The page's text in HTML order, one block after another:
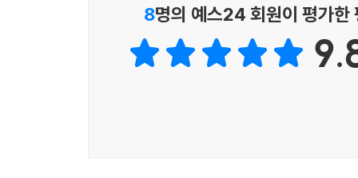
기도는 가장 기본적인 영적 기초이다. 그러므로
제가 자연스럽게 늘어나고 주님과의 교제가 더
8명의 예스24 회원이 평가한